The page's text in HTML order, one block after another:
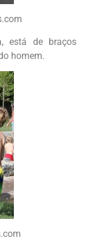
está de braços
homem.